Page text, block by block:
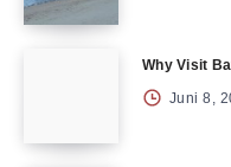
Why Visit
Juni 8,